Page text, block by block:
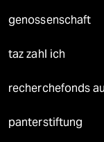
genossenschaft
taz zahl ich
recherchefonds
panterstiftung